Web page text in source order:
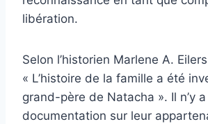
libération.
Selon l’historien Marlene A.
« L’histoire de la famille a été
grand-père de Natacha ». Il n’y
documentation sur leur